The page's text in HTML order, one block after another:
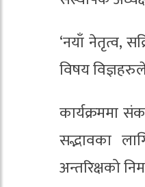
‘नयाँ नेतृत्व,
विषय
कार्यक्रममा
सद्भावका
अन्तरिक्षको